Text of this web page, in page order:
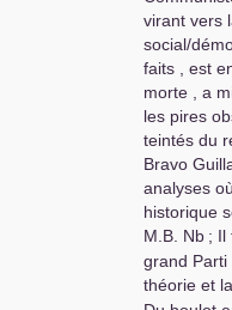
virant vers
social/
faits , est
morte , a
les pires
teintés du
Bravo
analyses
historique
M.B. Nb ; Il
grand Parti
théorie et